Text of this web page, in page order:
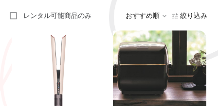
レンタル可能商品のみ おすすめ順 絞り込み